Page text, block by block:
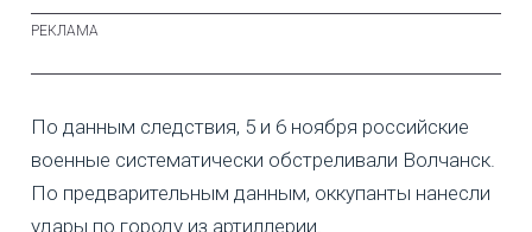
По данным следствия, 5 и 6 ноября российские
военные систематически обстреливали Волчанск.
По предварительным данным, оккупанты нанесли
удары по городу из артиллерии.